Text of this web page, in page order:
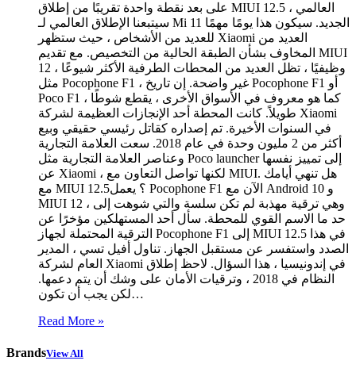
على بعد نقطة واحدة تقريبًا من إطلاق MIUI 12.5 العالمي ،
سيتبعنا الإطلاق العالمي لـ Mi 11 الجديد. سيكون هذا يومًا مهمًا
للعديد من الأشخاص ، حيث ستظهر Xiaomi العديد من
المخاوف بشأن الطبقة الحالية من التخصيص. مع تقديم MIUI
12 وظيفيًا ، تظل العديد من المحطات الطرفية الأكثر شيوعًا ،
مثل Pocophone F1 ، غير واضحة. إن تاريخ Pocophone F1 أو
Poco F1 ، كما هو معروف في الأسواق الأخرى ، يقطع شوطًا
طويلاً. كانت المحطة أحد الإنجازات العظيمة لشركة Xiaomi
في السنوات الأخيرة. تم إصداره كقاتل رئيسي حقيقي وبيع
أكثر من 2 مليون وحدة في عام 2018. سعت العلامة التجارية
وعناصر العلامة التجارية مثل Poco launcher إلى تمييز نفسها
عن Xiaomi ، لكنها تواصل التعاون مع MIUI. هل تنهي أيامك
مع MIUI 12.5؟ يعمل Pocophone F1 الآن مع Android 10 و
MIUI 12 ، وهي ترقية مهذبة لم تكن سلسة والتي شوهت إلى
حد ما الاسم القوي للمحطة. سأل أحد المستهلكين مؤخرًا عن
الترقية المحتملة لجهاز Pocophone F1 إلى MIUI 12.5 في هذا
الصدد واستفسر عن مستقبل الجهاز. تناول أفيل تسي ، المدير
العام لشركة Xiaomi في إندونيسيا ، هذا السؤال. لاحظ إطلاق
النظام في 2018 ، وترقيات الأمان على وشك أن يتم دعمها.
لكن يجب أن تكون…
Read More »
BrandsView All